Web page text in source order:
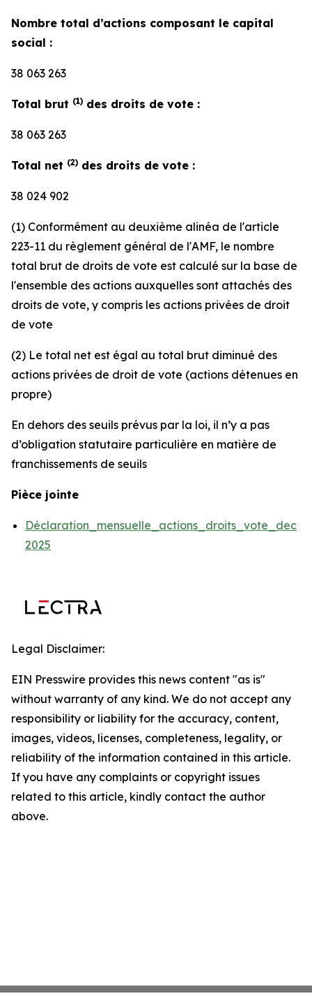
Nombre total d’actions composant le capital
social :
38 063 263
Total brut (1) des droits de vote :
38 063 263
Total net (2) des droits de vote :
38 024 902
(1) Conformément au deuxième alinéa de l'article
223-11 du règlement général de l'AMF, le nombre
total brut de droits de vote est calculé sur la base de
l'ensemble des actions auxquelles sont attachés des
droits de vote, y compris les actions privées de droit
de vote
(2) Le total net est égal au total brut diminué des
actions privées de droit de vote (actions détenues en
propre)
En dehors des seuils prévus par la loi, il n’y a pas
d’obligation statutaire particulière en matière de
franchissements de seuils
Pièce jointe
Déclaration_mensuelle_actions_droits_vote_dec
2025
Legal Disclaimer:
EIN Presswire provides this news content "as is"
without warranty of any kind. We do not accept any
responsibility or liability for the accuracy, content,
images, videos, licenses, completeness, legality, or
reliability of the information contained in this article.
If you have any complaints or copyright issues
related to this article, kindly contact the author
above.